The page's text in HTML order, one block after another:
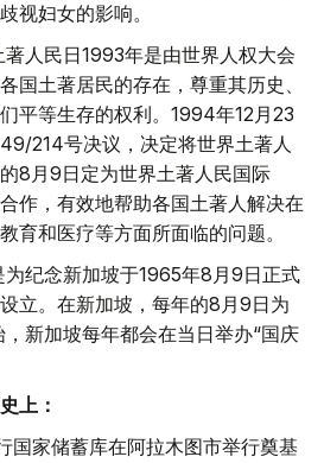
视妇女的影响。
人民日1993年是由世界人权大会
国土著居民的存在，尊重其历史、
平等生存的权利。1994年12月23
214号决议，决定将世界土著人
8月9日定为世界土著人民国际
作，有效地帮助各国土著人解决在
育和医疗等方面所面临的问题。
纪念新加坡于1965年8月9日正式
立。在新加坡，每年的8月9日为
新加坡每年都会在当日举办“国庆
上：
国家储蓄库在阿拉木图市举行奠基